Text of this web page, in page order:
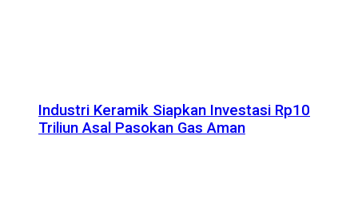
Industri Keramik Siapkan Investasi Rp10
Triliun Asal Pasokan Gas Aman